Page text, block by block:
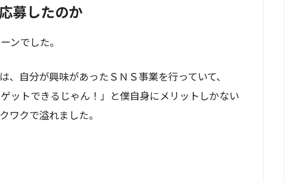
募したのか
ンでした。
、自分が興味があったＳＮＳ事業を行っていて、
ットできるじゃん！」と僕自身にメリットしかない
ワクで溢れました。